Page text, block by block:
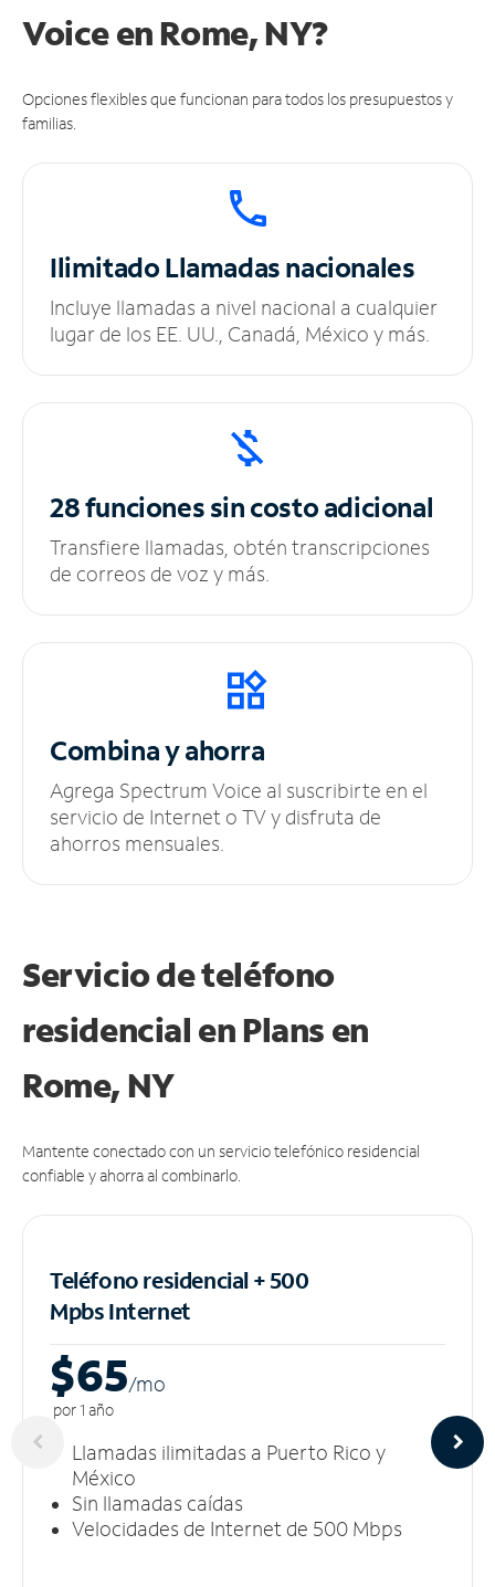
Voice en Rome, NY?
Opciones flexibles que funcionan para todos los presupuestos y
familias.
IlimitadoLlamadas nacionales
Incluye llamadas a nivel nacional a cualquier
lugar de los EE. UU., Canadá, México y más.
28 funciones sincosto adicional
Transfiere llamadas, obtén transcripciones
de correos de voz y más.
Combina y ahorra
Agrega Spectrum Voice al suscribirte en el
servicio de Internet o TV y disfruta de
ahorros mensuales.
Servicio de teléfono
residencial en Plans en
Rome, NY
Mantente conectado con un servicio telefónico residencial
confiable y ahorra al combinarlo.
Teléfono residencial + 500
MpbsInternet
$65/mo
por 1 año
Llamadas ilimitadas a Puerto Rico y
México
Sin llamadas caídas
Velocidades de Internet de 500 Mbps